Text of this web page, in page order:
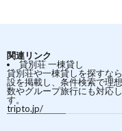
関連リンク
貸別荘 一棟貸し
貸別荘や一棟貸しを探すな
設を掲載し、条件検索で理
数やグループ旅行にも対応
す。
tripto.jp/